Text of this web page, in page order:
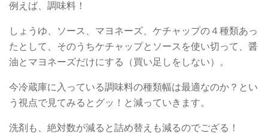
例えば、調味料！
しょうゆ、ソース、マヨネーズ、ケチャップの４種類あっ
たとして、そのうちケチャップとソースを使い切って、醤
油とマヨネーズだけにする（買い足しをしない）。
今冷蔵庫に入っている調味料の種類幅は最適なのか？とい
う視点で見てみるとグッ！と減っていきます。
洗剤も、絶対数が減ると詰め替えも減るのでござる！